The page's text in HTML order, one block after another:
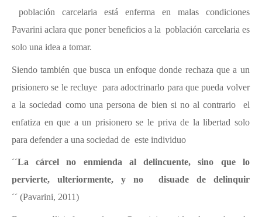
población carcelaria está enferma en malas condiciones
Pavarini aclara que poner beneficios a la población carcelaria es
solo una idea a tomar.
Siendo también que busca un enfoque donde rechaza que a un
prisionero se le recluye para adoctrinarlo para que pueda volver
a la sociedad como una persona de bien si no al contrario el
enfatiza en que a un prisionero se le priva de la libertad solo
para defender a una sociedad de este individuo
´´La cárcel no enmienda al delincuente, sino que lo
pervierte, ulteriormente, y no disuade de delinquir
´´ (Pavarini, 2011)